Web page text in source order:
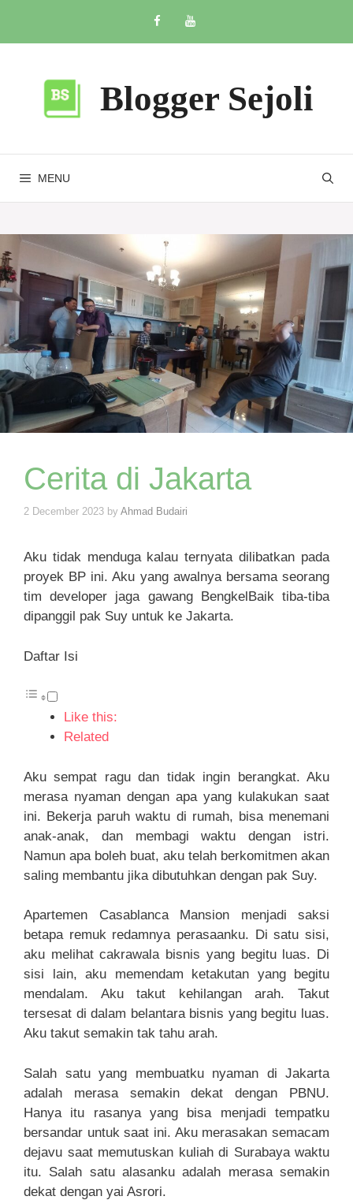
content
Blogger Sejoli
MENU
Cerita di Jakarta
2 December 2023 by Ahmad Budairi
Aku tidak menduga kalau ternyata dilibatkan pada
proyek BP ini. Aku yang awalnya bersama seorang
tim developer jaga gawang BengkelBaik tiba-tiba
dipanggil pak Suy untuk ke Jakarta.
Daftar Isi
Like this:
Related
Aku sempat ragu dan tidak ingin berangkat. Aku
merasa nyaman dengan apa yang kulakukan saat
ini. Bekerja paruh waktu di rumah, bisa menemani
anak-anak, dan membagi waktu dengan istri.
Namun apa boleh buat, aku telah berkomitmen akan
saling membantu jika dibutuhkan dengan pak Suy.
Apartemen Casablanca Mansion menjadi saksi
betapa remuk redamnya perasaanku. Di satu sisi,
aku melihat cakrawala bisnis yang begitu luas. Di
sisi lain, aku memendam ketakutan yang begitu
mendalam. Aku takut kehilangan arah. Takut
tersesat di dalam belantara bisnis yang begitu luas.
Aku takut semakin tak tahu arah.
Salah satu yang membuatku nyaman di Jakarta
adalah merasa semakin dekat dengan PBNU.
Hanya itu rasanya yang bisa menjadi tempatku
bersandar untuk saat ini. Aku merasakan semacam
dejavu saat memutuskan kuliah di Surabaya waktu
itu. Salah satu alasanku adalah merasa semakin
dekat dengan yai Asrori.